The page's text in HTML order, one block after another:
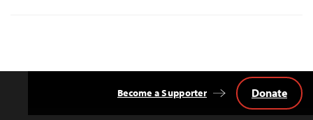
Become a Supporter Donate